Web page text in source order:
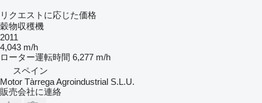
リクエストに応じた価格
穀物収穫機
2011
4,043 m/h
ローター運転時間 6,277 m/h
スペイン
Motor Tàrrega Agroindustrial S.L.U.
販売会社に連絡